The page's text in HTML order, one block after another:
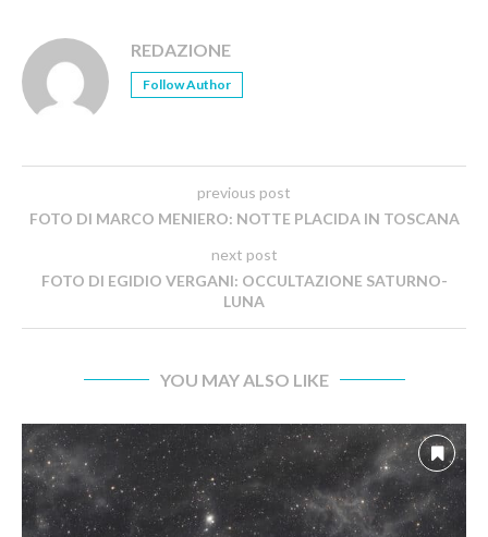
REDAZIONE
Follow Author
previous post
FOTO DI MARCO MENIERO: NOTTE PLACIDA IN TOSCANA
next post
FOTO DI EGIDIO VERGANI: OCCULTAZIONE SATURNO-
LUNA
YOU MAY ALSO LIKE